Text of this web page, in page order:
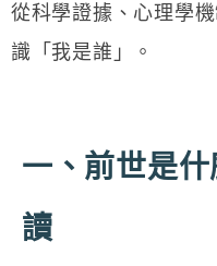
從科學證據、心理學
識「我是誰」。
一、前世是
讀